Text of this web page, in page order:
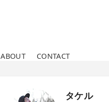
ABOUT CONTACT
タケル